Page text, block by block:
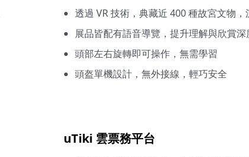
透過 VR 技術，典藏近 400 種故宮文物
展品皆配有語音導覽，提升理解與欣賞深
頭部左右旋轉即可操作，無需學習
頭盔單機設計，無外接線，輕巧安全
uTiki 雲票務平台